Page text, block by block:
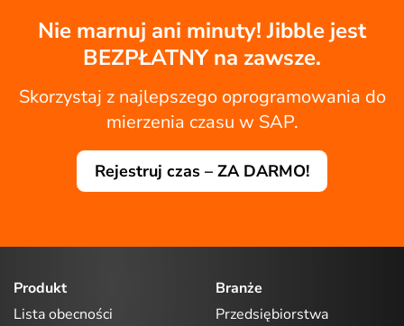
Nie marnuj ani minuty! Jibble jest
BEZPŁATNY na zawsze.
Skorzystaj z najlepszego oprogramowania do
mierzenia czasu w SAP.
Rejestruj czas – ZA DARMO!
Produkt
Lista obecności
Branże
Przedsiębiorstwa